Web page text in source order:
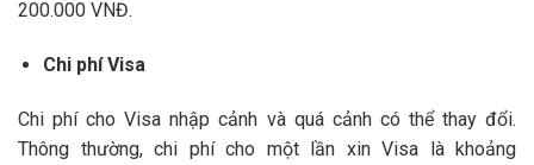
200.000 VNĐ.
Chi phí Visa
Chi phí cho Visa nhập cảnh và quá cảnh có thể thay đổi.
Thông thường, chi phí cho một lần xin Visa là khoảng